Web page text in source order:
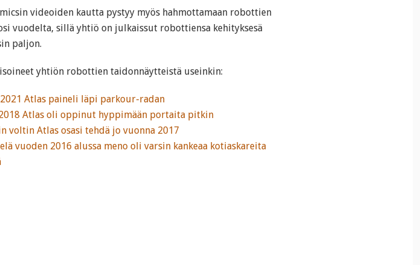
videoiden kautta pystyy myös hahmottamaan robottien
vuodelta, sillä yhtiö on julkaissut robottiensa kehityksesä
paljon.
yhtiön robottien taidonnäytteistä useinkin:
Atlas paineli läpi parkour-radan
Atlas oli oppinut hyppimään portaita pitkin
voltin Atlas osasi tehdä jo vuonna 2017
vuoden 2016 alussa meno oli varsin kankeaa kotiaskareita